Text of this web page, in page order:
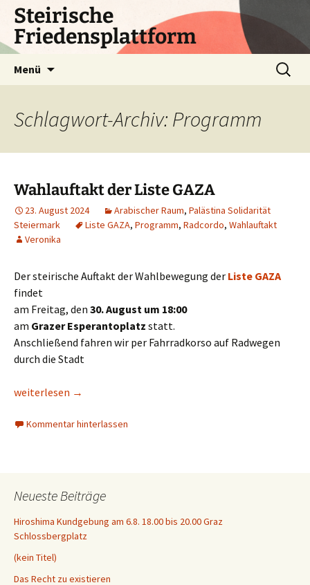
Zum
Inhalt
springen
Steirische
Friedensplattform
Menü
Suchen
nach:
Schlagwort-Archiv: Programm
Wahlauftakt der Liste GAZA
23. August 2024 Arabischer Raum, Palästina Solidarität
Steiermark
Liste GAZA, Programm, Radcordo, Wahlauftakt
Veronika
Der steirische Auftakt der Wahlbewegung der Liste GAZA
findet
am Freitag, den 30. August um 18:00
am Grazer Esperantoplatz statt.
Anschließend fahren wir per Fahrradkorso auf Radwegen
durch die Stadt
Wahlauftakt der Liste GAZA
weiterlesen →
Kommentar hinterlassen
Neueste Beiträge
Hiroshima Kundgebung am 6.8. 18.00 bis 20.00 Graz
Schlossbergplatz
(kein Titel)
Das Recht zu existieren